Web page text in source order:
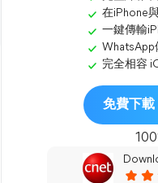
在iPhone
一鍵傳輸
WhatsApp
完全相容
免費下載